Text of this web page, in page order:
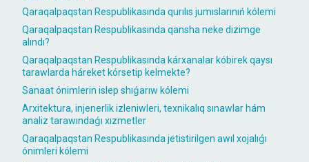
Qaraqalpaqstan Respublikasında qurılıs jumıslarınıń kólemi
Qaraqalpaqstan Respublikasında qansha neke dizimge
alındı?
Qaraqalpaqstan Respublikasında kárxanalar kóbirek qaysı
tarawlarda háreket kórsetip kelmekte?
Sanaat ónimlerin islep shıǵarıw kólemi
Arxitektura, injenerlik izleniwleri, texnikalıq sınawlar hám
analiz tarawındaǵı xızmetler
Qaraqalpaqstan Respublikasında jetistirilgen awıl xojalıǵı
ónimleri kólemi